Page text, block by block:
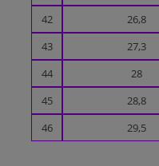
42
26,8
43
27,3
44
28
45
28,8
46
29,5